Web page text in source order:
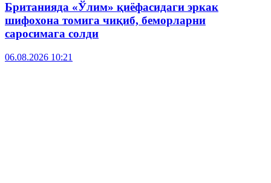
Британияда «Ўлим» қиёфасидаги эркак
шифохона томига чиқиб, беморларни
саросимага солди
06.08.2026 10:21